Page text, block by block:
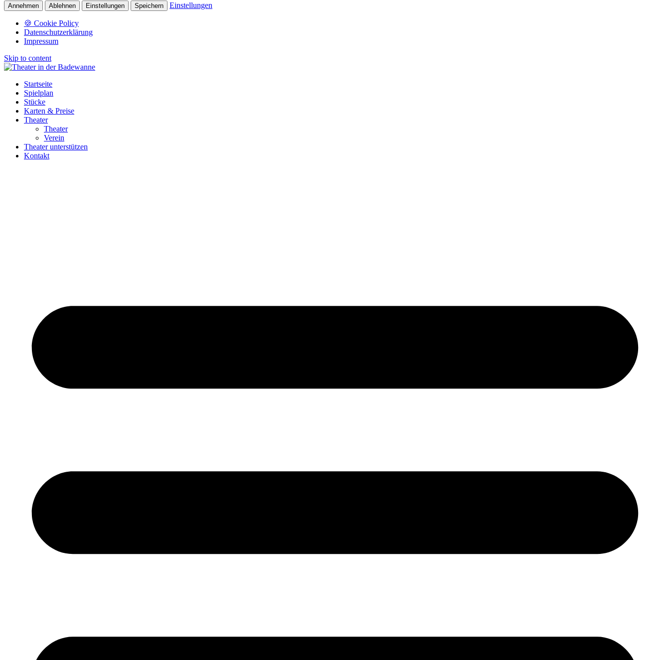
Annehmen Ablehnen Einstellungen Speichern Einstellungen
🍪 Cookie Policy
Datenschutzerklärung
Impressum
Skip to content
Startseite
Spielplan
Stücke
Karten & Preise
Theater
Theater
Verein
Theater unterstützen
Kontakt